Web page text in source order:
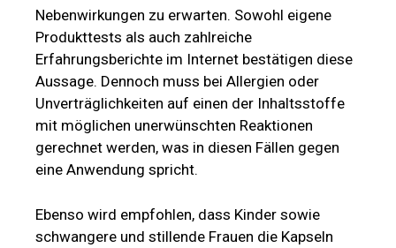
Nebenwirkungen zu erwarten. Sowohl eigene
Produkttests als auch zahlreiche
Erfahrungsberichte im Internet bestätigen diese
Aussage. Dennoch muss bei Allergien oder
Unverträglichkeiten auf einen der Inhaltsstoffe
mit möglichen unerwünschten Reaktionen
gerechnet werden, was in diesen Fällen gegen
eine Anwendung spricht.
Ebenso wird empfohlen, dass Kinder sowie
schwangere und stillende Frauen die Kapseln